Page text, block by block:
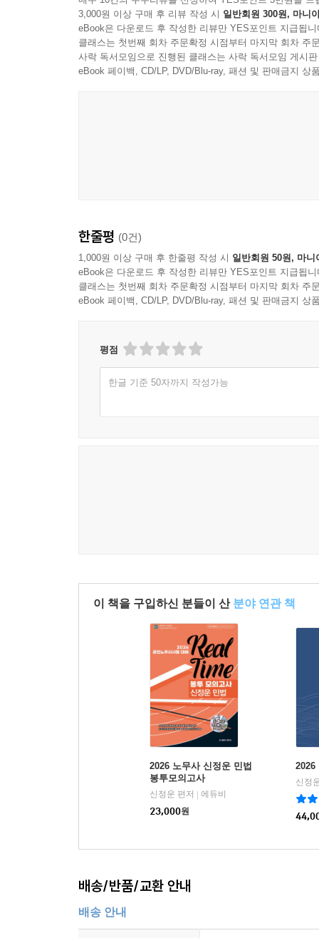
편저자 신정운 드림
3,000원 이상 구매 후 리뷰 작성 시 일반회원 300원, 마니
eBook은 다운로드 후 작성한 리뷰만 YES포인트 지급됩니
클래스는 첫번째 회차 주문확정 시점부터 마지막 회차 주
사락 독서모임으로 진행된 클래스는 사락 독서모임 게시
eBook 페이백, CD/LP, DVD/Blu-ray, 패션 및 판매금지 상
한줄평 (0건)
1,000원 이상 구매 후 한줄평 작성 시 일반회원 50원, 마니
eBook은 다운로드 후 작성한 리뷰만 YES포인트 지급됩니
클래스는 첫번째 회차 주문확정 시점부터 마지막 회차 주
eBook 페이백, CD/LP, DVD/Blu-ray, 패션 및 판매금지 상
평점
한글 기준 50자까지 작성가능
이 책을 구입하신 분들이 산 분야 연관 책
2026 노무사 신정운 민법
봉투모의고사
신정운 편저
에듀비
23,000원
2026
신정
배송/반품/교환 안내
배송 안내